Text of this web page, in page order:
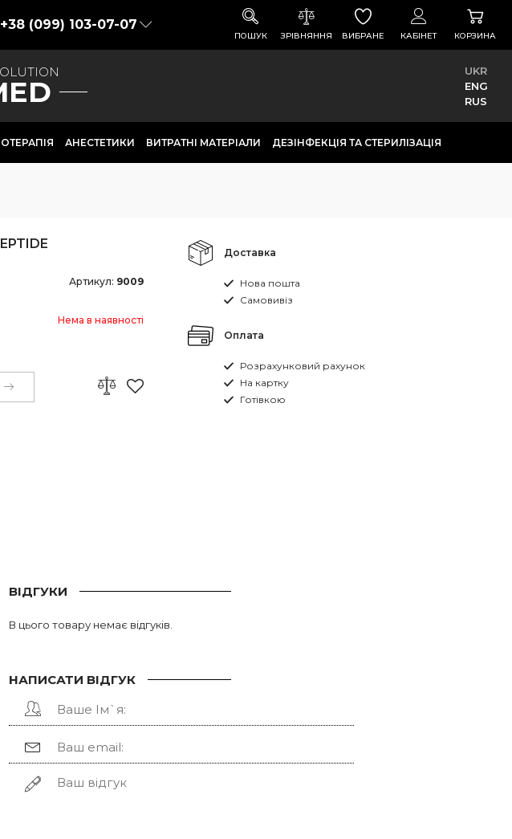
+38 (099) 103-07-07
ПОШУК ЗРІВНЯННЯ ВИБРАНЕ КАБІНЕТ КОРЗИНА
UKR
ENG
RUS
АНЕСТЕТИКИ ВИТРАТНІ МАТЕРІАЛИ ДЕЗІНФЕКЦІЯ ТА СТЕРИЛІЗАЦІЯ
Артикул: 9009
Нема в наявності
Доставка
Нова пошта
Самовивіз
Оплата
Розрахунковий рахунок
На картку
Готівкою
ВІДГУКИ
В цього товару немає відгуків.
НАПИСАТИ ВІДГУК